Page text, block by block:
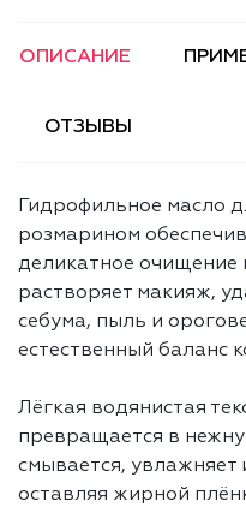
ОПИСАНИЕ
ОТЗЫВЫ
Гидрофильное масло
розмарином
деликатное очищение
растворяет макияж,
себума, пыль и
естественный баланс
Лёгкая водянистая
превращается в
смывается, увлажняет
оставляя жирной